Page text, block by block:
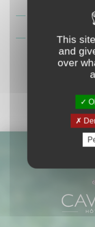
Réunion publique
Réunion publique
Visionner la vidéo
This
and
over